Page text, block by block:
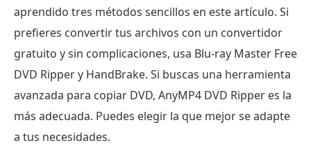
aprendido tres métodos sencillos en este artículo. Si
prefieres convertir tus archivos con un convertidor
gratuito y sin complicaciones, usa Blu-ray Master Free
DVD Ripper y HandBrake. Si buscas una herramienta
avanzada para copiar DVD, AnyMP4 DVD Ripper es la
más adecuada. Puedes elegir la que mejor se adapte
a tus necesidades.